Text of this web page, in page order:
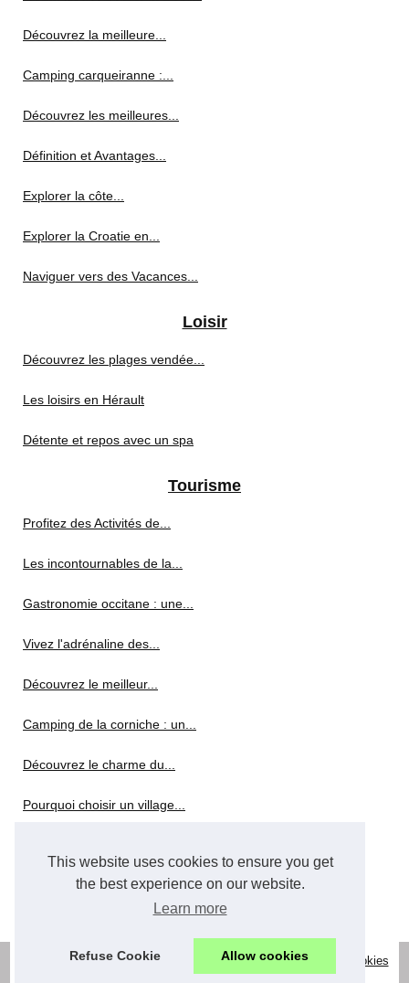
This website uses cookies to ensure you get
the best experience on our website.
Learn more
Refuse Cookie Allow cookies
Découvrez la meilleure...
Camping carqueiranne :...
Découvrez les meilleures...
Définition et Avantages...
Explorer la côte...
Explorer la Croatie en...
Naviguer vers des Vacances...
Loisir
Découvrez les plages vendée...
Les loisirs en Hérault
Détente et repos avec un spa
Tourisme
Profitez des Activités de...
Les incontournables de la...
Gastronomie occitane : une...
Vivez l'adrénaline des...
Découvrez le meilleur...
Camping de la corniche : un...
Découvrez le charme du...
Pourquoi choisir un village...
Faustine Verneuil : un mode...
Location-herault-vacances.com|Découvrir site web
Cookies